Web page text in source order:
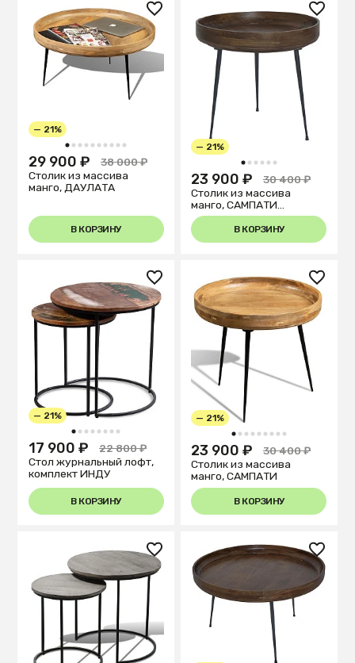
1 2 3 4 5 6 7 8 9 10
— 21%
29 900 ₽
38 000 ₽
Столик из массива
манго, ДАУЛАТА
В КОРЗИНУ
1 2 3 4 5 6
— 21%
23 900 ₽
30 400 ₽
Столик из массива
манго, САМПАТИ
Шоколад
В КОРЗИНУ
1 2 3 4 5 6 7 8
— 21%
17 900 ₽
22 800 ₽
Стол журнальный лофт,
комплект ИНДУ
В КОРЗИНУ
1 2 3 4 5 6 7 8 9
— 21%
23 900 ₽
30 400 ₽
Столик из массива
манго, САМПАТИ
В КОРЗИНУ